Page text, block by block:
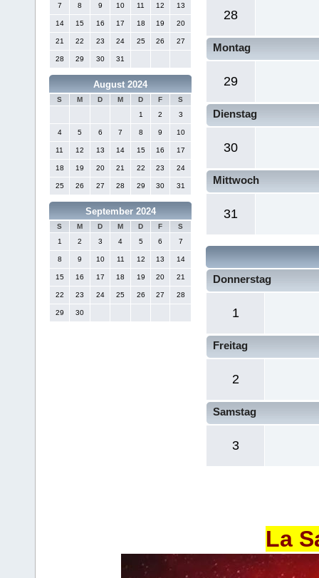
7 8 9 10 11 12 13
14 15 16 17 18 19 20
21 22 23 24 25 26 27
28 29 30 31
August 2024
S M D M D F
S
1
2 3
4 5 6 7 8 9 10
11 12 13 14 15 16 17
18 19 20 21 22 23 24
25 26 27 28 29 30 31
September 2024
S M D M D F
S
1
2 3 4 5 6 7
8 9 10 11 12 13 14
15 16 17 18 19 20 21
22 23 24 25 26 27 28
29 30
28
Montag
29
Dienstag
30
Mittwoch
31
Donnerstag
1
Freitag
2
Samstag
3
La